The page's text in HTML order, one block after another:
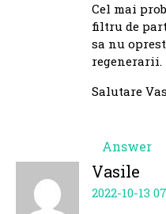
Salutare
Cel mai
filtru de
sa nu
regenerarii.
Answer
Vasile
2022-10-13